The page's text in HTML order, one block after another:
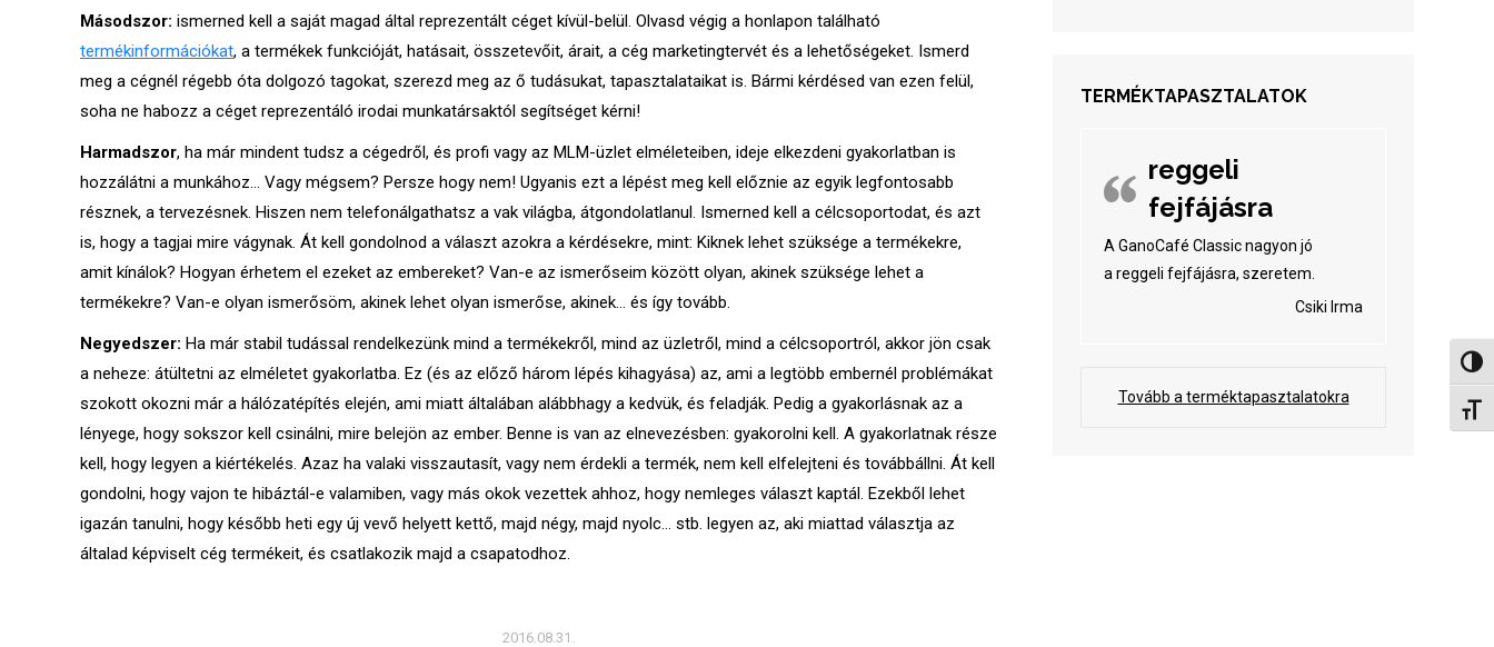
Másodszor: ismerned kell a saját magad által reprezentált céget kívül-belül. Olvasd végig a honlapon található
termékinformációkat, a termékek funkcióját, hatásait, összetevőit, árait, a cég marketingtervét és a lehetőségeket. Ismerd
meg a cégnél régebb óta dolgozó tagokat, szerezd meg az ő tudásukat, tapasztalataikat is. Bármi kérdésed van ezen felül,
soha ne habozz a céget reprezentáló irodai munkatársaktól segítséget kérni!
Harmadszor, ha már mindent tudsz a cégedről, és profi vagy az MLM-üzlet elméleteiben, ideje elkezdeni gyakorlatban is
hozzálátni a munkához… Vagy mégsem? Persze hogy nem! Ugyanis ezt a lépést meg kell előznie az egyik legfontosabb
résznek, a tervezésnek. Hiszen nem telefonálgathatsz a vak világba, átgondolatlanul. Ismerned kell a célcsoportodat, és azt
is, hogy a tagjai mire vágynak. Át kell gondolnod a választ azokra a kérdésekre, mint: Kiknek lehet szüksége a termékekre,
amit kínálok? Hogyan érhetem el ezeket az embereket? Van-e az ismerőseim között olyan, akinek szüksége lehet a
termékekre? Van-e olyan ismerősöm, akinek lehet olyan ismerőse, akinek… és így tovább.
Negyedszer: Ha már stabil tudással rendelkezünk mind a termékekről, mind az üzletről, mind a célcsoportról, akkor jön csak
a neheze: átültetni az elméletet gyakorlatba. Ez (és az előző három lépés kihagyása) az, ami a legtöbb embernél problémákat
szokott okozni már a hálózatépítés elején, ami miatt általában alábbhagy a kedvük, és feladják. Pedig a gyakorlásnak az a
lényege, hogy sokszor kell csinálni, mire belejön az ember. Benne is van az elnevezésben: gyakorolni kell. A gyakorlatnak része
kell, hogy legyen a kiértékelés. Azaz ha valaki visszautasít, vagy nem érdekli a termék, nem kell elfelejteni és továbbállni. Át kell
gondolni, hogy vajon te hibáztál-e valamiben, vagy más okok vezettek ahhoz, hogy nemleges választ kaptál. Ezekből lehet
igazán tanulni, hogy később heti egy új vevő helyett kettő, majd négy, majd nyolc… stb. legyen az, aki miattad választja az
általad képviselt cég termékeit, és csatlakozik majd a csapatodhoz.
2016.08.31.
TERMÉKTAPASZTALATOK
reggeli
fejfájásra
A GanoCafé Classic nagyon jó
a reggeli fejfájásra, szeretem.
Csiki Irma
Tovább a terméktapasztalatokra